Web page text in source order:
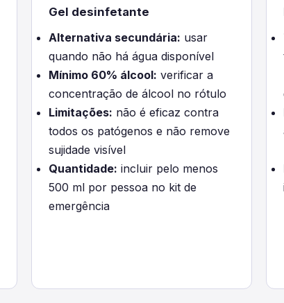
Gel desinfetante
Alternativa secundária: usar
quando não há água disponível
Mínimo 60% álcool: verificar a
concentração de álcool no rótulo
Limitações: não é eficaz contra
todos os patógenos e não remove
sujidade visível
Quantidade: incluir pelo menos
500 ml por pessoa no kit de
emergência